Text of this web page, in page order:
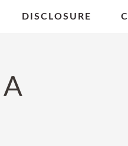
DISCLOSURE